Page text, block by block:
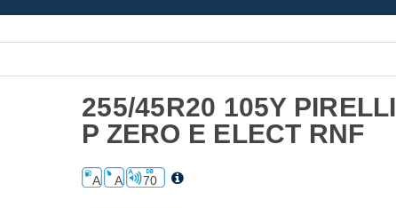
255/45R20 105Y PIRELLI
P ZERO E ELECT RNF
A A 70